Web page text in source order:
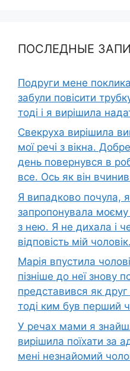
ПОСЛЕДНЫЕ
Подруги мене
забули повісити
тоді і я вирішила
Свекруха вирішила
мої речі з вікна.
день повернувся в
все. Ось як він вчинив
Я випадково почула,
запропонувала моєму
з нею. Я не дихала і
відповість мій
Марія впустила
пізніше до неї знову
представився як
тоді ким був перший
У речах мами я
вирішила поїхати за
мені незнайомий